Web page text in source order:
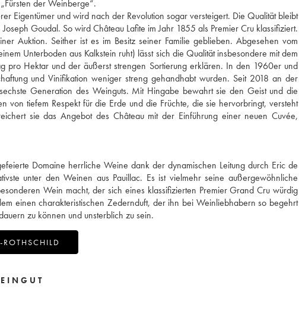
der Weinberge“.
Eigentümer und wird nach der Revolution sogar versteigert. Die Qualität bleibt
Goudal. So wird Château Lafite im Jahr 1855 als Premier Cru klassifiziert.
Auktion. Seither ist es im Besitz seiner Familie geblieben. Abgesehen vom
Unterboden aus Kalkstein ruht) lässt sich die Qualität insbesondere mit dem
pro Hektar und der äußerst strengen Sortierung erklären. In den 1960er und
und Vinifikation weniger streng gehandhabt wurden. Seit 2018 an der
Generation des Weinguts. Mit Hingabe bewahrt sie den Geist und die
tiefem Respekt für die Erde und die Früchte, die sie hervorbringt, versteht
sie das Angebot des Château mit der Einführung einer neuen Cuvée,
Domaine herrliche Weine dank der dynamischen Leitung durch Eric de
unter den Weinen aus Pauillac. Es ist vielmehr seine außergewöhnliche
Wein macht, der sich eines klassifizierten Premier Grand Cru würdig
einen charakteristischen Zedernduft, der ihn bei Weinliebhabern so begehrt
zu können und unsterblich zu sein.